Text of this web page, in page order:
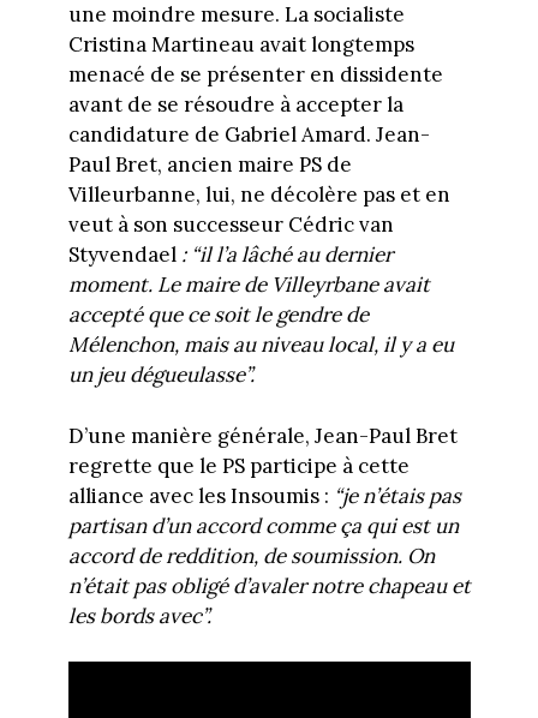
une moindre mesure. La socialiste
Cristina Martineau avait longtemps
menacé de se présenter en dissidente
avant de se résoudre à accepter la
candidature de Gabriel Amard. Jean-
Paul Bret, ancien maire PS de
Villeurbanne, lui, ne décolère pas et en
veut à son successeur Cédric van
Styvendael : “il l’a lâché au dernier
moment. Le maire de Villeyrbane avait
accepté que ce soit le gendre de
Mélenchon, mais au niveau local, il y a eu
un jeu dégueulasse”.
D’une manière générale, Jean-Paul Bret
regrette que le PS participe à cette
alliance avec les Insoumis : “je n’étais pas
partisan d’un accord comme ça qui est un
accord de reddition, de soumission. On
n’était pas obligé d’avaler notre chapeau et
les bords avec”.